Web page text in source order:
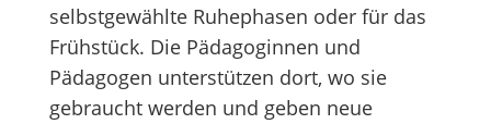
selbstgewählte Ruhephasen oder für das
Frühstück. Die Pädagoginnen und
Pädagogen unterstützen dort, wo sie
gebraucht werden und geben neue